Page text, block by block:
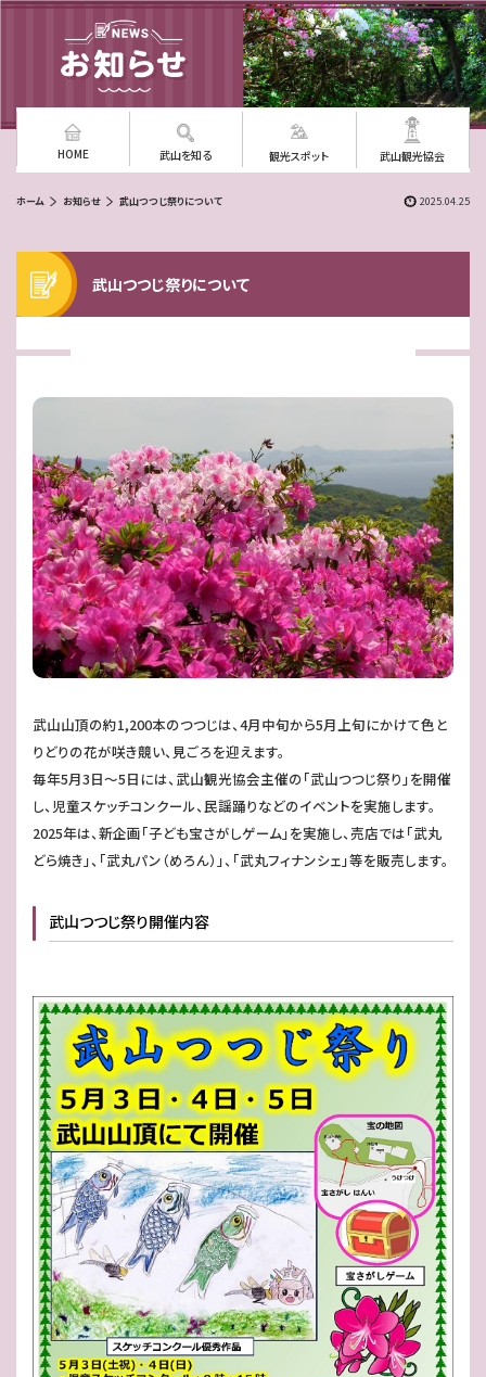
HOME 武山を知る 観光スポット 武山観光協会
ホーム お知らせ 武山つつじ祭りについて 2025.04.25
武山つつじ祭りについて
武山山頂の約1,200本のつつじは、4月中旬から5月上旬にかけて色と
りどりの花が咲き競い、見ごろを迎えます。
毎年5月3日～5日には、武山観光協会主催の「武山つつじ祭り」を開催
し、児童スケッチコンクール、民謡踊りなどのイベントを実施します。
2025年は、新企画「子ども宝さがしゲーム」を実施し、売店では「武丸
どら焼き」、「武丸パン（めろん）」、「武丸フィナンシェ」等を販売します。
武山つつじ祭り開催内容